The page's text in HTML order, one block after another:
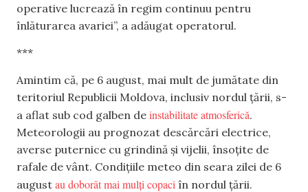
operative lucrează în regim continuu pentru
înlăturarea avariei”, a adăugat operatorul.
***
Amintim că, pe 6 august, mai mult de jumătate din
teritoriul Republicii Moldova, inclusiv nordul țării, s-
a aflat sub cod galben de instabilitate atmosferică.
Meteorologii au prognozat descărcări electrice,
averse puternice cu grindină și vijelii, însoțite de
rafale de vânt. Condițiile meteo din seara zilei de 6
august au doborât mai mulți copaci în nordul țării.